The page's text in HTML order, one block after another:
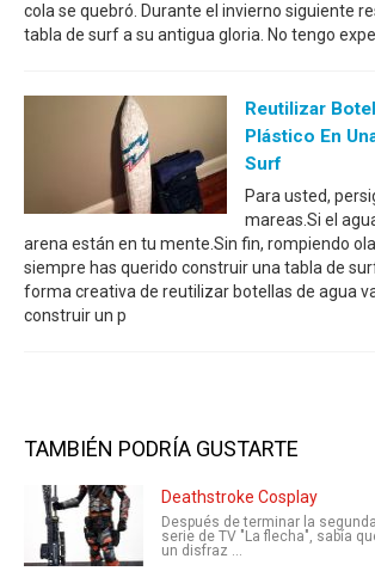
cola se quebró. Durante el invierno siguiente
tabla de surf a su antigua gloria. No tengo
Reutilizar
Plástico En
Surf
Para usted,
mareas.Si el
arena están en tu mente.Sin fin, rompiendo
siempre has querido construir una tabla de
forma creativa de reutilizar botellas de agua
construir un p
TAMBIÉN PODRÍA GUSTARTE
Deathstroke Cosplay
Después de terminar la
serie de TV "La flecha", sabía
un disfraz ...